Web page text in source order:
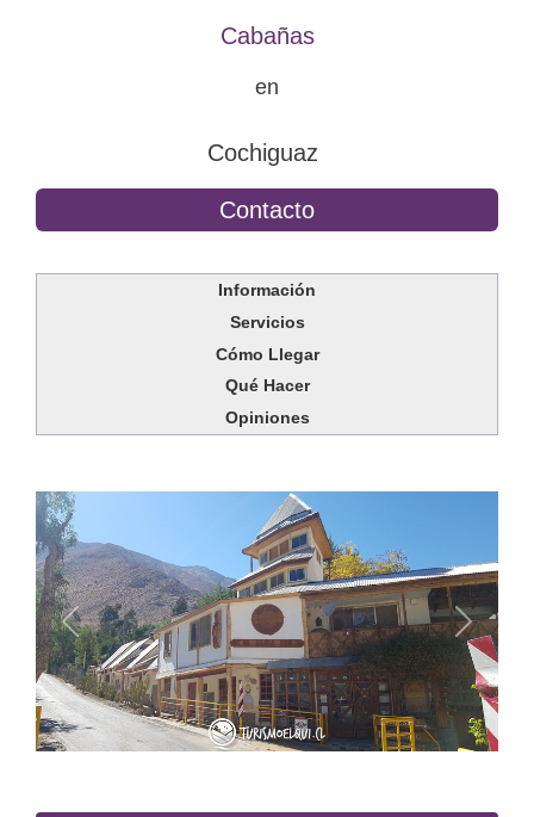
Cabañas
en
Cochiguaz
Contacto
Información
Servicios
Cómo Llegar
Qué Hacer
Opiniones
Anterior